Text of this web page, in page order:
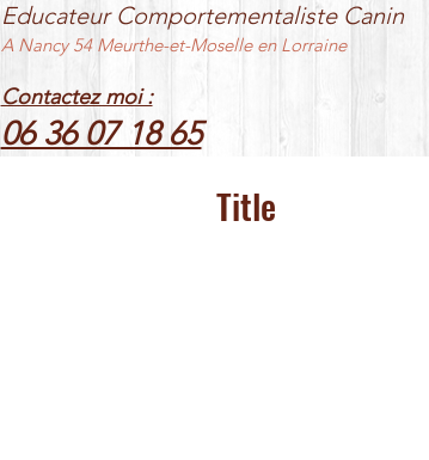
Educateur Comportementaliste Canin
A Nancy 54 Meurthe-et-Moselle en Lorraine
Contactez moi :
06 36 07 18 65
Title